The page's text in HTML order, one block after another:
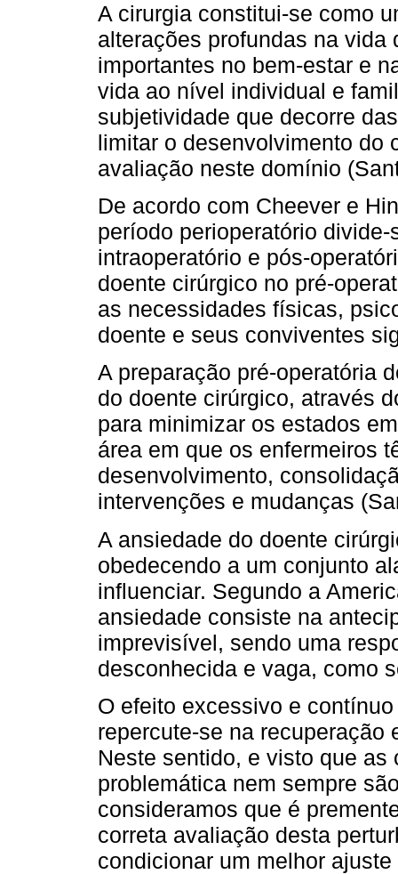
A cirurgia constitui-se como
alterações profundas na
importantes no bem-estar e
vida ao nível individual e
subjetividade que decorre
limitar o desenvolvimento do
avaliação neste domínio
De acordo com Cheever e
período perioperatório
intraoperatório e pós-
doente cirúrgico no pré-
as necessidades físicas,
doente e seus conviventes
A preparação pré-operatória
do doente cirúrgico, através
para minimizar os estados
área em que os enfermeiros
desenvolvimento,
intervenções e mudanças
A ansiedade do doente
obedecendo a um conjunto
influenciar. Segundo a
ansiedade consiste na
imprevisível, sendo uma
desconhecida e vaga, como
O efeito excessivo e
repercute-se na recuperação
Neste sentido, e visto que
problemática nem sempre
consideramos que é
correta avaliação desta
condicionar um melhor